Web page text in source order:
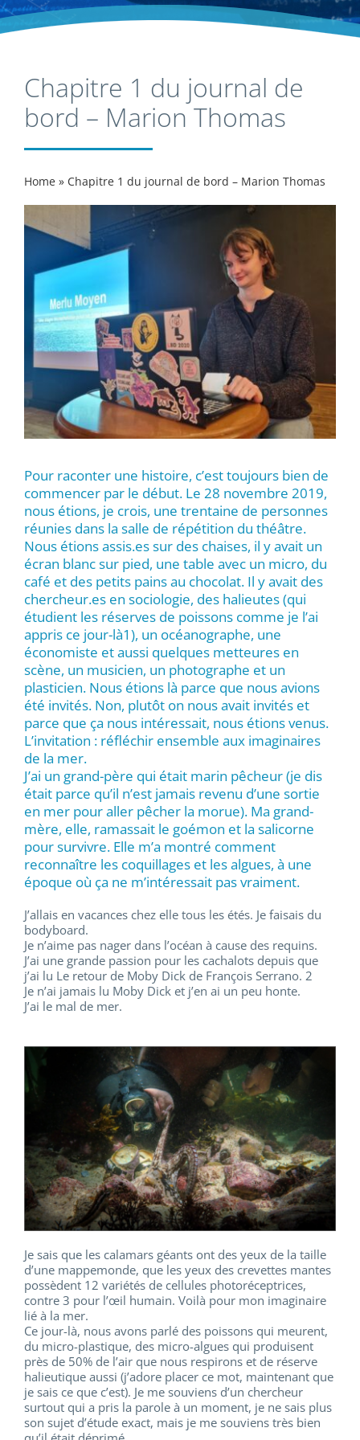
Chapitre 1 du journal de
bord – Marion Thomas
Home» Chapitre 1 du journal de bord – Marion Thomas
Pour raconter une histoire, c’est toujours bien de
commencer par le début. Le 28 novembre 2019,
nous étions, je crois, une trentaine de personnes
réunies dans la salle de répétition du théâtre.
Nous étions assis.es sur des chaises, il y avait un
écran blanc sur pied, une table avec un micro, du
café et des petits pains au chocolat. Il y avait des
chercheur.es en sociologie, des halieutes (qui
étudient les réserves de poissons comme je l’ai
appris ce jour-là1), un océanographe, une
économiste et aussi quelques metteures en
scène, un musicien, un photographe et un
plasticien. Nous étions là parce que nous avions
été invités. Non, plutôt on nous avait invités et
parce que ça nous intéressait, nous étions venus.
L’invitation : réfléchir ensemble aux imaginaires
de la mer.
J’ai un grand-père qui était marin pêcheur (je dis
était parce qu’il n’est jamais revenu d’une sortie
en mer pour aller pêcher la morue). Ma grand-
mère, elle, ramassait le goémon et la salicorne
pour survivre. Elle m’a montré comment
reconnaître les coquillages et les algues, à une
époque où ça ne m’intéressait pas vraiment.
J’allais en vacances chez elle tous les étés. Je faisais du
bodyboard.
Je n’aime pas nager dans l’océan à cause des requins.
J’ai une grande passion pour les cachalots depuis que
j’ai lu Le retour de Moby Dick de François Serrano. 2
Je n’ai jamais lu Moby Dick et j’en ai un peu honte.
J’ai le mal de mer.
Je sais que les calamars géants ont des yeux de la taille
d’une mappemonde, que les yeux des crevettes mantes
possèdent 12 variétés de cellules photoréceptrices,
contre 3 pour l’œil humain. Voilà pour mon imaginaire
lié à la mer.
Ce jour-là, nous avons parlé des poissons qui meurent,
du micro-plastique, des micro-algues qui produisent
près de 50% de l’air que nous respirons et de réserve
halieutique aussi (j’adore placer ce mot, maintenant que
je sais ce que c’est). Je me souviens d’un chercheur
surtout qui a pris la parole à un moment, je ne sais plus
son sujet d’étude exact, mais je me souviens très bien